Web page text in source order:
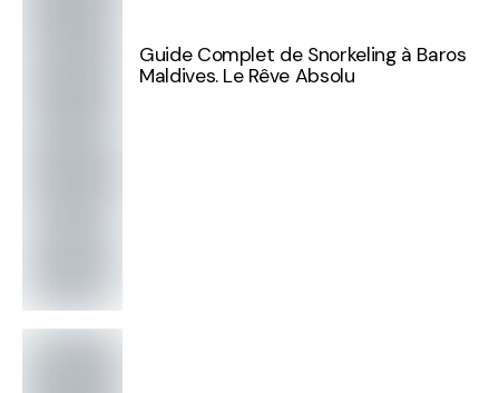
Guide Complet de Snorkeling à Baros
Maldives. Le Rêve Absolu